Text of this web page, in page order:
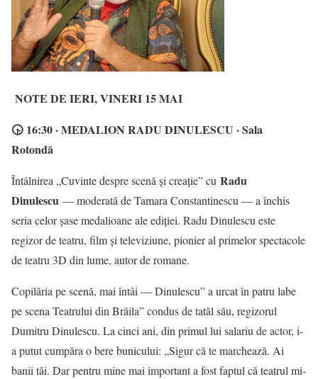
NOTE DE IERI, VINERI 15 MAI
🕟 16:30 · MEDALION RADU DINULESCU · Sala
Rotondă
Întâlnirea „Cuvinte despre scenă și creație” cu Radu
Dinulescu — moderată de Tamara Constantinescu — a închis
seria celor șase medalioane ale ediției. Radu Dinulescu este
regizor de teatru, film și televiziune, pionier al primelor spectacole
de teatru 3D din lume, autor de romane.
Copilăria pe scenă, mai întâi — Dinulescu” a urcat în patru labe
pe scena Teatrului din Brăila” condus de tatăl său, regizorul
Dumitru Dinulescu. La cinci ani, din primul lui salariu de actor, i-
a putut cumpăra o bere bunicului: „Sigur că te marchează. Ai
banii tăi. Dar pentru mine mai important a fost faptul că teatrul mi-